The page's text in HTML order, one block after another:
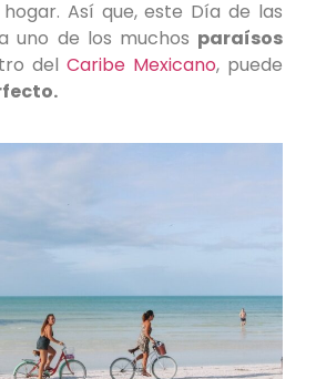
Así que, este Día de las
uno de los muchos paraísos
del Caribe Mexicano, puede